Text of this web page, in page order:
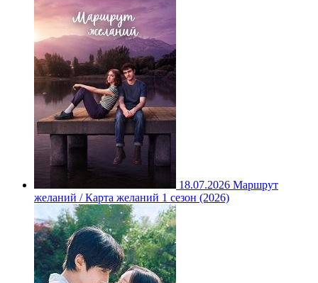
18.07.2026 Маршрут
желаний / Карта желаний 1 сезон (2026)